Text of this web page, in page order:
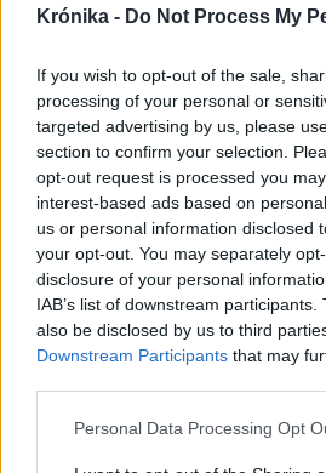
Krónika - Do Not Process My
If you wish to opt-out of the sale,
processing of your personal or
targeted advertising by us, please
section to confirm your selection.
opt-out request is processed you
interest-based ads based on
us or personal information disclosed
your opt-out. You may separately
disclosure of your personal
IAB’s list of downstream
also be disclosed by us to third
Downstream Participants that may
Personal Data Processing Opt
azoknak a résztvevőknek
említette a Holograf
fellépését is, hozzátéve:
hogy a szervezők
romániaizenekarokat
Mint mondta, a rendezvény
lényegében nem változik,
„a kínálat
megszokottat: